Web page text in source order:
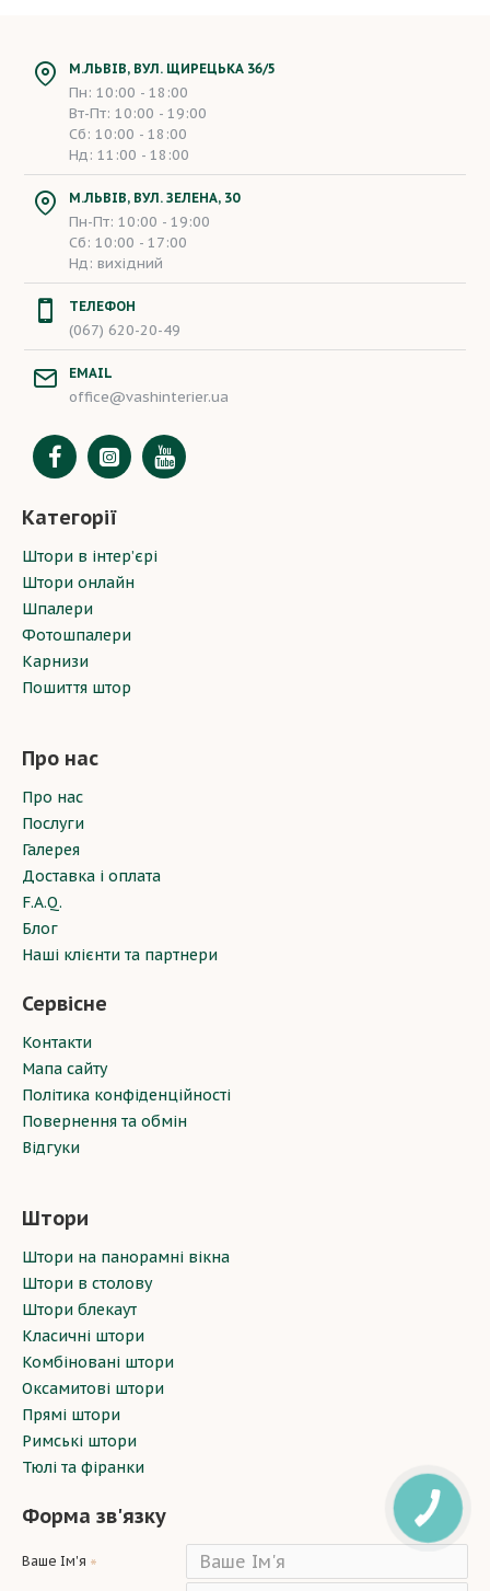
М.ЛЬВІВ, ВУЛ. ЩИРЕЦЬКА 36/5
Пн: 10:00 - 18:00
Вт-Пт: 10:00 - 19:00
Сб: 10:00 - 18:00
Нд: 11:00 - 18:00
М.ЛЬВІВ, ВУЛ. ЗЕЛЕНА, 30
Пн-Пт: 10:00 - 19:00
Сб: 10:00 - 17:00
Нд: вихідний
ТЕЛЕФОН
(067) 620-20-49
EMAIL
office@vashinterier.ua
Категорії
Штори в інтер’єрі
Штори онлайн
Шпалери
Фотошпалери
Карнизи
Пошиття штор
Про нас
Про нас
Послуги
Галерея
Доставка і оплата
F.A.Q.
Блог
Наші клієнти та партнери
Сервісне
Контакти
Мапа сайту
Політика конфіденційності
Повернення та обмін
Відгуки
Штори
Штори на панорамні вікна
Штори в столову
Штори блекаут
Класичні штори
Комбіновані штори
Оксамитові штори
Прямі штори
Римські штори
Тюлі та фіранки
Форма зв'язку
Ваше Ім'я